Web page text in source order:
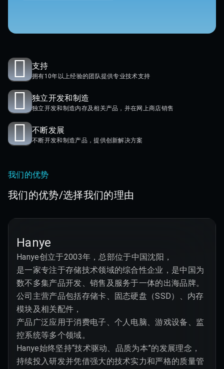
支持
拥有10年以上经验的团队提供专业技术支持
独立开发和制造
独立开发和制造内存及相关产品，并在网上商店销售
不断发展
不断开发和制造产品，提供创新解决方案
我们的优势
我们的优势/选择我们的理由
Hanye
Hanye创立于2003年，总部位于中国沈阳，
是一家专注于存储技术领域的综合性企业，是中国为
数不多集产品开发、销售及服务于一体的出海品牌。
公司主营产品包括存储卡、固态硬盘（SSD）、内存
模块及相关配件，
产品广泛应用于消费电子、个人电脑、游戏设备、监
控系统等多个领域。
Hanye始终坚持“技术驱动、品质为本”的发展理念，
持续投入研发并凭借强大的技术实力和严格的质量管